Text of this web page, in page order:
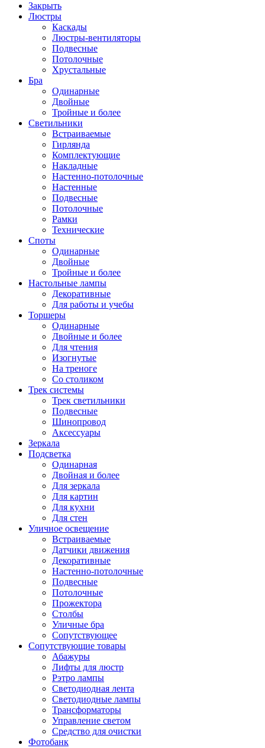
Закрыть
Люстры
Каскады
Люстры-вентиляторы
Подвесные
Потолочные
Хрустальные
Бра
Одинарные
Двойные
Тройные и более
Светильники
Встраиваемые
Гирлянда
Комплектующие
Накладные
Настенно-потолочные
Настенные
Подвесные
Потолочные
Рамки
Технические
Споты
Одинарные
Двойные
Тройные и более
Настольные лампы
Декоративные
Для работы и учебы
Торшеры
Одинарные
Двойные и более
Для чтения
Изогнутые
На треноге
Со столиком
Трек системы
Трек светильники
Подвесные
Шинопровод
Аксессуары
Зеркала
Подсветка
Одинарная
Двойная и более
Для зеркала
Для картин
Для кухни
Для стен
Уличное освещение
Встраиваемые
Датчики движения
Декоративные
Настенно-потолочные
Подвесные
Потолочные
Прожектора
Столбы
Уличные бра
Сопутствующее
Сопутствующие товары
Абажуры
Лифты для люстр
Рэтро лампы
Светодиодная лента
Светодиодные лампы
Трансформаторы
Управление светом
Средство для очистки
Фотобанк